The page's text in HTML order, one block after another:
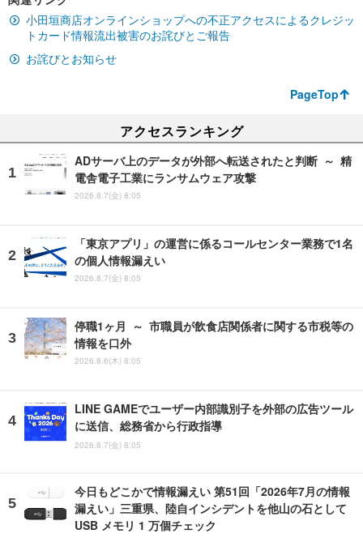
小田垣商店オンラインショップへの不正アクセスによるクレジッ
トカード情報流出被害のお詫びとご報告
お詫びとお知らせ
PageTop
アクセスランキング
ADサーバ上のデータが外部へ転送されたと判断 ～ 精
電舎電子工業にランサムウェア攻撃
2026.8.7(金) 8:05
「東京アプリ」の運営に係るコールセンター業務で1名
の個人情報漏えい
2026.8.7(金) 8:05
停職1ヶ月 ～ 市職員が飲食店関係者に関する市税等の
情報を口外
2026.8.6(木) 8:05
LINE GAMEでユーザー内部識別子を外部の広告ツール
に送信、総務省から行政指導
2026.8.7(金) 8:05
今日もどこかで情報漏えい 第51回「2026年7月の情報
漏えい」三重県、陸自インシデントを他山の石として
USB メモリ 1 万個チェック